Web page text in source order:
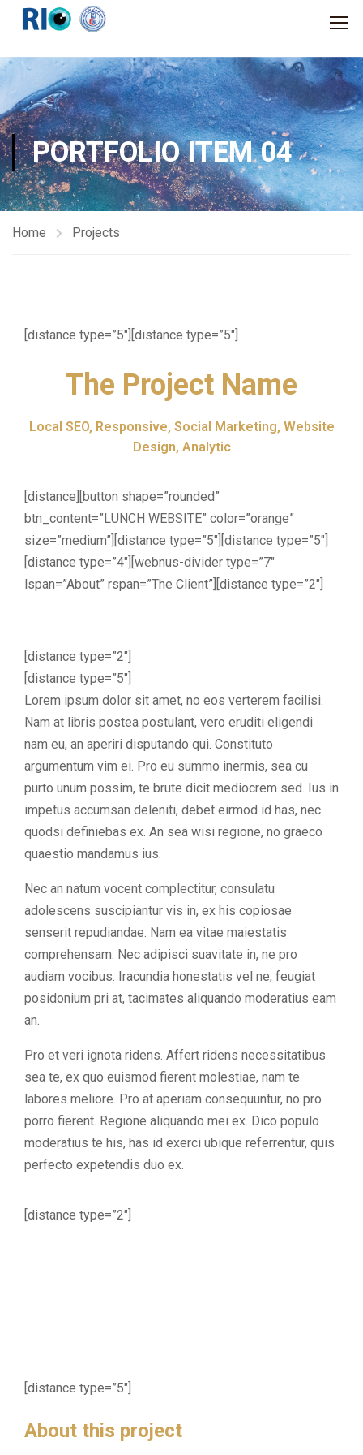
PORTFOLIO ITEM 04
Home Projects
[distance type=”5″][distance type=”5″]
The Project Name
Local SEO, Responsive, Social Marketing, Website
Design, Analytic
[distance][button shape=”rounded”
btn_content=”LUNCH WEBSITE” color=”orange”
size=”medium”][distance type=”5″][distance type=”5″]
[distance type=”4″][webnus-divider type=”7″
lspan=”About” rspan=”The Client”][distance type=”2″]
[distance type=”2″]
[distance type=”5″]
Lorem ipsum dolor sit amet, no eos verterem facilisi.
Nam at libris postea postulant, vero eruditi eligendi
nam eu, an aperiri disputando qui. Constituto
argumentum vim ei. Pro eu summo inermis, sea cu
purto unum possim, te brute dicit mediocrem sed. Ius in
impetus accumsan deleniti, debet eirmod id has, nec
quodsi definiebas ex. An sea wisi regione, no graeco
quaestio mandamus ius.
Nec an natum vocent complectitur, consulatu
adolescens suscipiantur vis in, ex his copiosae
senserit repudiandae. Nam ea vitae maiestatis
comprehensam. Nec adipisci suavitate in, ne pro
audiam vocibus. Iracundia honestatis vel ne, feugiat
posidonium pri at, tacimates aliquando moderatius eam
an.
Pro et veri ignota ridens. Affert ridens necessitatibus
sea te, ex quo euismod fierent molestiae, nam te
labores meliore. Pro at aperiam consequuntur, no pro
porro fierent. Regione aliquando mei ex. Dico populo
moderatius te his, has id exerci ubique referrentur, quis
perfecto expetendis duo ex.
[distance type=”2″]
[distance type=”5″]
About this project